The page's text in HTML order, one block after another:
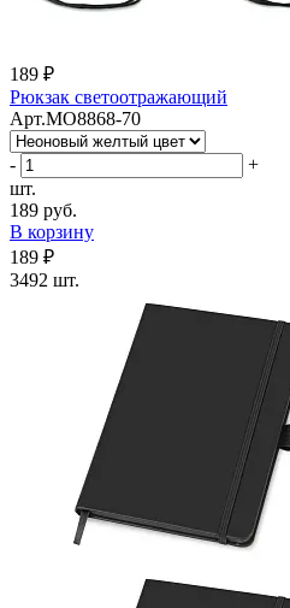
189 ₽
Рюкзак светоотражающий
Арт.MO8868-70
-
+
шт.
189 руб.
В корзину
189 ₽
3492 шт.